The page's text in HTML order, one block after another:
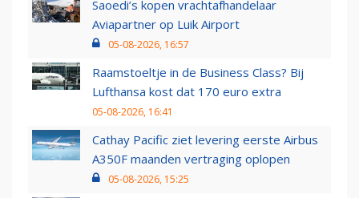
Saoedi’s kopen vrachtafhandelaar
Aviapartner op Luik Airport
05-08-2026, 16:57
Raamstoeltje in de Business Class? Bij
Lufthansa kost dat 170 euro extra
05-08-2026, 16:41
Cathay Pacific ziet levering eerste Airbus
A350F maanden vertraging oplopen
05-08-2026, 15:25